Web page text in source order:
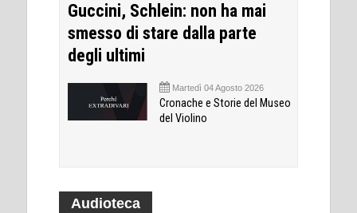
Guccini, Schlein: non ha mai
smesso di stare dalla parte
degli ultimi
Martedì 04 Agosto 2026
Cronache e Storie del Museo
del Violino
Audioteca